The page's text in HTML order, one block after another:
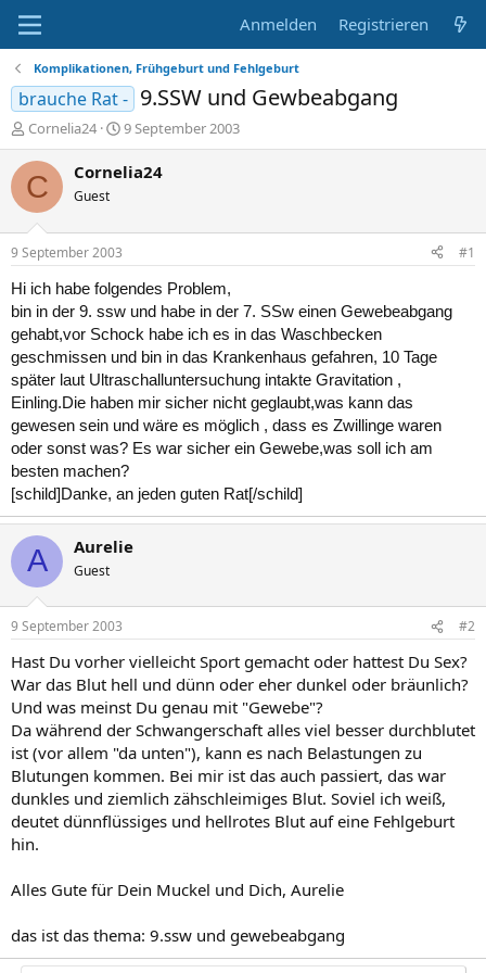
Anmelden Registrieren
Komplikationen, Frühgeburt und Fehlgeburt
brauche Rat - 9.SSW und Gewbeabgang
E
r
s
t
l
e
r
Cornelia24
E
r
s
t
a
9 September 2003
C Cornelia24
Guest
9 September 2003
#1
Hi ich habe folgendes Problem,
bin in der 9. ssw und habe in der 7. SSw einen Gewebeabgang
gehabt,vor Schock habe ich es in das Waschbecken
geschmissen und bin in das Krankenhaus gefahren, 10 Tage
später laut Ultraschalluntersuchung intakte Gravitation ,
Einling.Die haben mir sicher nicht geglaubt,was kann das
gewesen sein und wäre es möglich , dass es Zwillinge waren
oder sonst was? Es war sicher ein Gewebe,was soll ich am
besten machen?
[schild]Danke, an jeden guten Rat[/schild]
A Aurelie
Guest
9 September 2003 #2
Hast Du vorher vielleicht Sport gemacht oder hattest Du Sex?
War das Blut hell und dünn oder eher dunkel oder bräunlich?
Und was meinst Du genau mit "Gewebe"?
Da während der Schwangerschaft alles viel besser durchblutet
ist (vor allem "da unten"), kann es nach Belastungen zu
Blutungen kommen. Bei mir ist das auch passiert, das war
dunkles und ziemlich zähschleimiges Blut. Soviel ich weiß,
deutet dünnflüssiges und hellrotes Blut auf eine Fehlgeburt
hin.
Alles Gute für Dein Muckel und Dich, Aurelie
das ist das thema: 9.ssw und gewebeabgang